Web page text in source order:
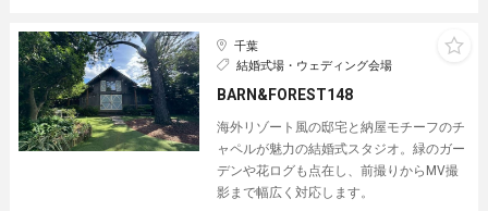
千葉
結婚式場・ウェディング会場
BARN&FOREST148
海外リゾート風の邸宅と納屋モチーフのチ
ャペルが魅力の結婚式スタジオ。緑のガー
デンや花ログも点在し、前撮りからMV撮
影まで幅広く対応します。